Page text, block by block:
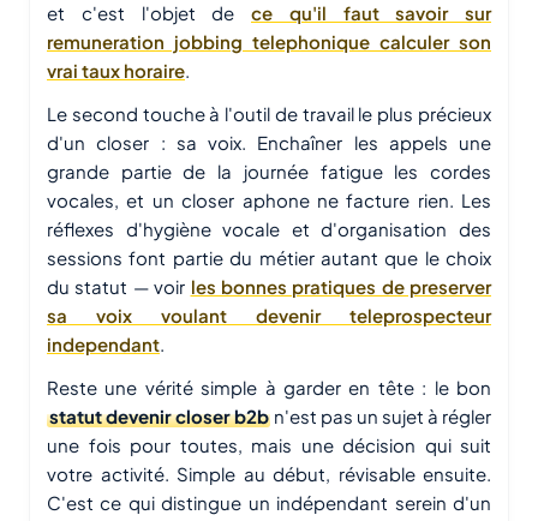
et c'est l'objet de ce qu'il faut savoir sur
remuneration jobbing telephonique calculer son
vrai taux horaire.
Le second touche à l'outil de travail le plus précieux
d'un closer : sa voix. Enchaîner les appels une
grande partie de la journée fatigue les cordes
vocales, et un closer aphone ne facture rien. Les
réflexes d'hygiène vocale et d'organisation des
sessions font partie du métier autant que le choix
du statut — voir les bonnes pratiques de preserver
sa voix voulant devenir teleprospecteur
independant.
Reste une vérité simple à garder en tête : le bon
statut devenir closer b2b n'est pas un sujet à régler
une fois pour toutes, mais une décision qui suit
votre activité. Simple au début, révisable ensuite.
C'est ce qui distingue un indépendant serein d'un